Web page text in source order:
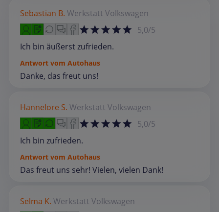
Sebastian B. Werkstatt Volkswagen
5,0/5
Ich bin äußerst zufrieden.
Antwort vom Autohaus
Danke, das freut uns!
Hannelore S. Werkstatt Volkswagen
5,0/5
Ich bin zufrieden.
Antwort vom Autohaus
Das freut uns sehr! Vielen, vielen Dank!
Selma K. Werkstatt Volkswagen